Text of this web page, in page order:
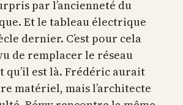
par l’ancienneté du
Et le tableau électrique
dernier. C’est pour cela
de remplacer le réseau
qu’il est là. Frédéric aurait
matériel, mais l’architecte